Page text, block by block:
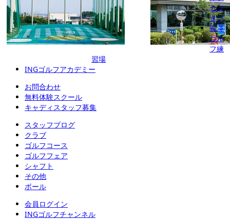
セン
ター
義澤
ゴル
フ練
習場
INGゴルフアカデミー
お問合わせ
無料体験スクール
キャディスタッフ募集
スタッフブログ
クラブ
ゴルフコース
ゴルフフェア
シャフト
その他
ボール
会員ログイン
INGゴルフチャンネル